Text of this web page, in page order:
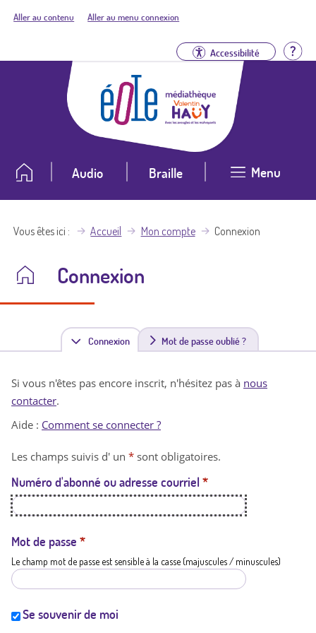
Aller au contenu Aller au menu connexion
Accessibilité
Audio Braille Menu
Vous êtes ici Accueil Mon compte Connexion
Connexion
Connexion(
n
t
a
t
i
Mot de passe oublié ?
Si vous n'êtes pas encore inscrit, n'hésitez pas à nous
contacter.
Aide : Comment se connecter ?
Les champs suivis d' un * sont obligatoires.
Numéro d'abonné ou adresse courriel *
Mot de passe *
Le champ mot de passe est sensible à la casse (majuscules / minuscules)
Se souvenir de moi